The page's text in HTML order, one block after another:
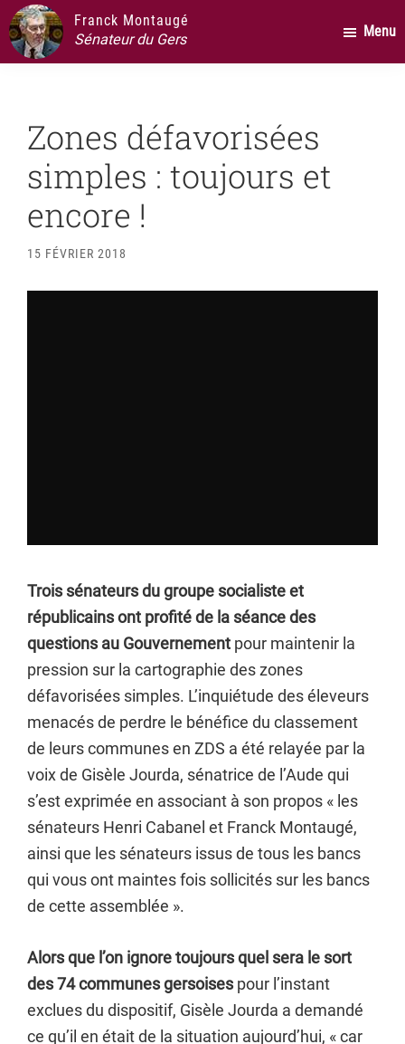
Passer
au
contenu
Passer
la
principale
Passer
au
pied
Franck Montaugé
Sénateur du Gers
Menu
Zones défavorisées
simples : toujours et
encore !
15 FÉVRIER 2018
Trois sénateurs du groupe socialiste et
républicains ont profité de la séance des
questions au Gouvernement pour maintenir la
pression sur la cartographie des zones
défavorisées simples. L’inquiétude des éleveurs
menacés de perdre le bénéfice du classement
de leurs communes en ZDS a été relayée par la
voix de Gisèle Jourda, sénatrice de l’Aude qui
s’est exprimée en associant à son propos « les
sénateurs Henri Cabanel et Franck Montaugé,
ainsi que les sénateurs issus de tous les bancs
qui vous ont maintes fois sollicités sur les bancs
de cette assemblée ».
Alors que l’on ignore toujours quel sera le sort
des 74 communes gersoises pour l’instant
exclues du dispositif, Gisèle Jourda a demandé
ce qu’il en était de la situation aujourd’hui, « car